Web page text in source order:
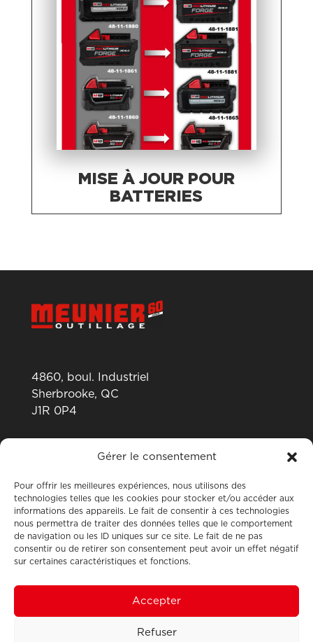
Gérer le consentement
Pour offrir les meilleures expériences, nous utilisons des
technologies telles que les cookies pour stocker et/ou accéder aux
informations des appareils. Le fait de consentir à ces technologies
nous permettra de traiter des données telles que le comportement
de navigation ou les ID uniques sur ce site. Le fait de ne pas
consentir ou de retirer son consentement peut avoir un effet négatif
sur certaines caractéristiques et fonctions.
Accepter
Refuser
MISE À JOUR POUR
BATTERIES
4860, boul. Industriel
Sherbrooke, QC
J1R 0P4
819 820-0487